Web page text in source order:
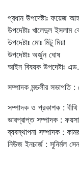
প্রধান উপদেষ্টাঃ ফয়েজ
উপদেষ্টাঃ খালেদুল ইসলাম
উপদেষ্টাঃ মোঃ মিটু মিয়া
উপদেষ্টাঃ অর্জুন ঘোষ
আইন বিষয়ক উপদেষ্টাঃ
সম্পাদক মন্ডলীর সভাপতি :
সম্পাদক ও প্রকাশক : বীথি
ভারপ্রাপ্ত সম্পাদক :
ব্যবস্থাপনা সম্পাদক :
নিউজ ইনচার্জ : সুনির্মল সেন